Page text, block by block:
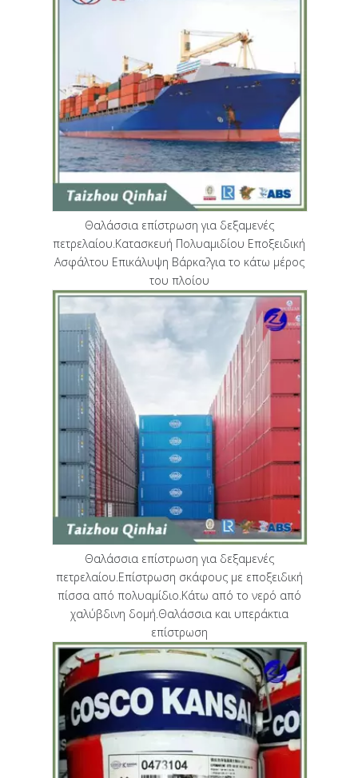
Θαλάσσια επίστρωση για δεξαμενές
πετρελαίου.Κατασκευή Πολυαμιδίου Εποξειδική
Ασφάλτου Επικάλυψη Βάρκα?για το κάτω μέρος
του πλοίου
Θαλάσσια επίστρωση για δεξαμενές
πετρελαίου.Επίστρωση σκάφους με εποξειδική
πίσσα από πολυαμίδιο.Κάτω από το νερό από
χαλύβδινη δομή.Θαλάσσια και υπεράκτια
επίστρωση